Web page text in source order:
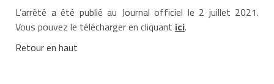
L’arrêté a été publié au Journal officiel le 2 juillet 2021.
Vous pouvez le télécharger en cliquant ici.
Retour en haut